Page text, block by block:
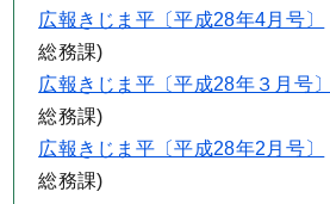
広報きじま平〔平成28年4月号〕
総務課)
広報きじま平〔平成28年３月号〕
総務課)
広報きじま平〔平成28年2月号〕
総務課)